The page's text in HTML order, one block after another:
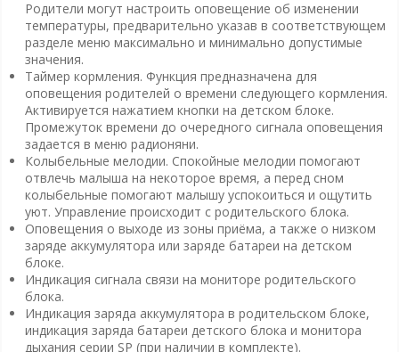
Родители могут настроить оповещение об изменении
температуры, предварительно указав в соответствующем
разделе меню максимально и минимально допустимые
значения.
Таймер кормления. Функция предназначена для
оповещения родителей о времени следующего кормления.
Активируется нажатием кнопки на детском блоке.
Промежуток времени до очередного сигнала оповещения
задается в меню радионяни.
Колыбельные мелодии. Спокойные мелодии помогают
отвлечь малыша на некоторое время, а перед сном
колыбельные помогают малышу успокоиться и ощутить
уют. Управление происходит с родительского блока.
Оповещения о выходе из зоны приёма, а также о низком
заряде аккумулятора или заряде батареи на детском
блоке.
Индикация сигнала связи на мониторе родительского
блока.
Индикация заряда аккумулятора в родительском блоке,
индикация заряда батареи детского блока и монитора
дыхания серии SP (при наличии в комплекте).